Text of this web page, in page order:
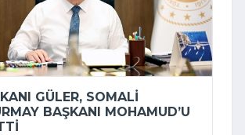
GÜLER, SOMALI
BAŞKANI MOHAMUD’U